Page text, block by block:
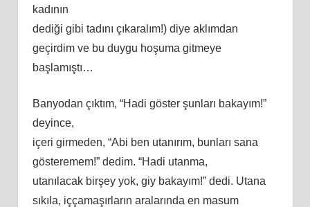
kadının
dediği gibi tadını çıkaralım!) diye aklımdan
geçirdim ve bu duygu hoşuma gitmeye
başlamıştı…
Banyodan çıktım, “Hadi göster şunları bakayım!”
deyince,
içeri girmeden, “Abi ben utanırım, bunları sana
gösteremem!” dedim. “Hadi utanma,
utanılacak birşey yok, giy bakayım!” dedi. Utana
sıkıla, iççamaşırların aralarında en masum